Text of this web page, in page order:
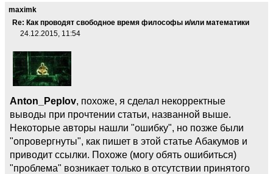
maximk
Re: Как проводят свободное время философы и/или математики
24.12.2015, 11:54
Anton_Peplov, похоже, я сделал некорректные
выводы при прочтении статьи, названной выше.
Некоторые авторы нашли "ошибку", но позже были
"опровергнуты", как пишет в этой статье Абакумов и
приводит ссылки. Похоже (могу обять ошибиться)
"проблема" возникает только в отсутствии принятого